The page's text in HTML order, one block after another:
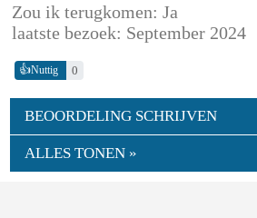
Zou ik terugkomen: Ja
laatste bezoek: September 2024
👍Nuttig 0
BEOORDELING SCHRIJVEN
ALLES TONEN »